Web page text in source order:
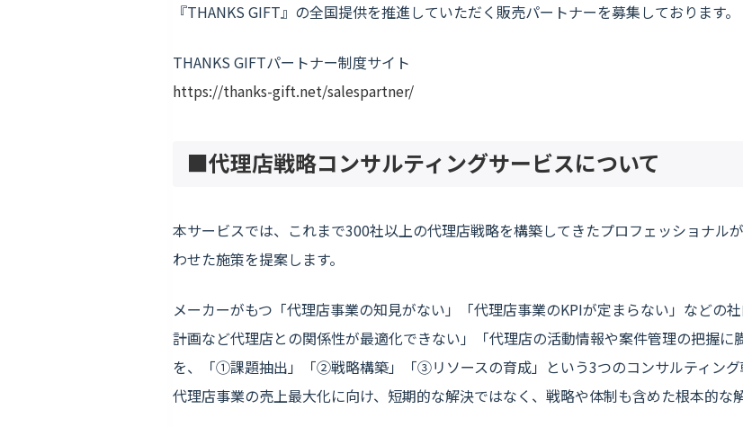
『THANKS GIFT』の全国提供を推進していただく販売パートナーを募集しております。
THANKS GIFTパートナー制度サイト
https://thanks-gift.net/salespartner/
■代理店戦略コンサルティングサービスについて
本サービスでは、これまで300社以上の代理店戦略を構築してきたプロフェッショナル
わせた施策を提案します。
メーカーがもつ「代理店事業の知見がない」「代理店事業のKPIが定まらない」などの
計画など代理店との関係性が最適化できない」「代理店の活動情報や案件管理の把握
を、「①課題抽出」「②戦略構築」「③リソースの育成」という3つのコンサルティング
代理店事業の売上最大化に向け、短期的な解決ではなく、戦略や体制も含めた根本的な